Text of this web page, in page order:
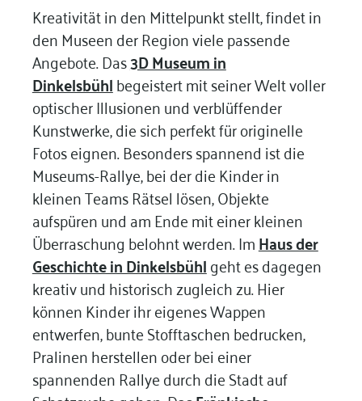
Kreativität in den Mittelpunkt stellt, findet in
den Museen der Region viele passende
Angebote. Das3D Museum in
Dinkelsbühlbegeistert mit seiner Welt voller
optischer Illusionen und verblüffender
Kunstwerke, die sich perfekt für originelle
Fotos eignen. Besonders spannend ist die
Museums-Rallye, bei der die Kinder in
kleinen Teams Rätsel lösen, Objekte
aufspüren und am Ende mit einer kleinen
Überraschung belohnt werden. ImHaus der
Geschichte in Dinkelsbühlgeht es dagegen
kreativ und historisch zugleich zu. Hier
können Kinder ihr eigenes Wappen
entwerfen, bunte Stofftaschen bedrucken,
Pralinen herstellen oder bei einer
spannenden Rallye durch die Stadt auf